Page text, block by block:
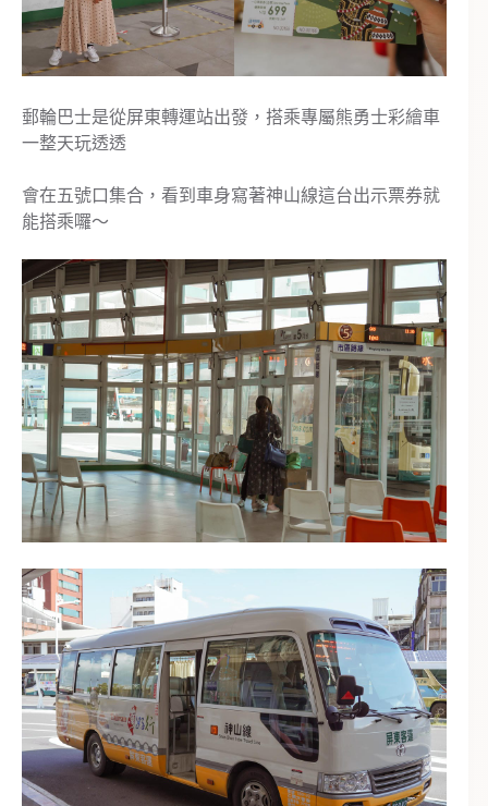
郵輪巴士是從屏東轉運站出發，搭乘專屬熊勇士彩繪車
一整天玩透透
會在五號口集合，看到車身寫著神山線這台出示票券就
能搭乘囉～